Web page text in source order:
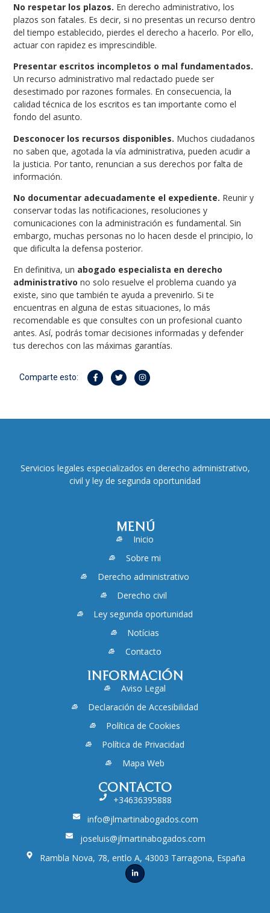
No respetar los plazos. En derecho administrativo, los
plazos son fatales. Es decir, si no presentas un recurso dentro
del tiempo establecido, pierdes el derecho a hacerlo. Por ello,
actuar con rapidez es imprescindible.
Presentar escritos incompletos o mal fundamentados.
Un recurso administrativo mal redactado puede ser
desestimado por razones formales. En consecuencia, la
calidad técnica de los escritos es tan importante como el
fondo del asunto.
Desconocer los recursos disponibles. Muchos ciudadanos
no saben que, agotada la vía administrativa, pueden acudir a
la justicia. Por tanto, renuncian a sus derechos por falta de
información.
No documentar adecuadamente el expediente. Reunir y
conservar todas las notificaciones, resoluciones y
comunicaciones con la administración es fundamental. Sin
embargo, muchas personas no lo hacen desde el principio, lo
que dificulta la defensa posterior.
En definitiva, un abogado especialista en derecho
administrativo no solo resuelve el problema cuando ya
existe, sino que también te ayuda a prevenirlo. Si te
encuentras en alguna de estas situaciones, lo más
recomendable es que consultes con un profesional cuanto
antes. Así, podrás tomar decisiones informadas y defender
tus derechos con las máximas garantías.
Comparte esto:
Servicios legales especializados en derecho administrativo,
civil y ley de segunda oportunidad
MENÚ
Inicio
Sobre mi
Derecho administrativo
Derecho civil
Ley segunda oportunidad
Notícias
Contacto
INFORMACIÓN
Aviso Legal
Declaración de Accesibilidad
Política de Cookies
Política de Privacidad
Mapa Web
CONTACTO
+34636395888
info@jlmartinabogados.com
joseluis@jlmartinabogados.com
Rambla Nova, 78, entlo A, 43003 Tarragona, España